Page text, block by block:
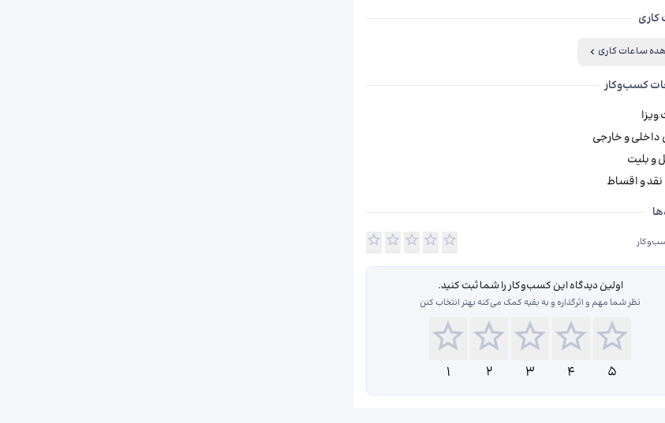
ساعات کاری
کسب‌وکار
و اقساط
درباره آژانس هواپیمایی سفرکده الماس کهکشان
اولین دیدگاه این کسب‌و‌کار را شما ثبت کنید.
نظر شما مهم و اثرگذاره و به بقیه کمک می‌کنه بهتر انتخاب کنن
1 2 3 4 5